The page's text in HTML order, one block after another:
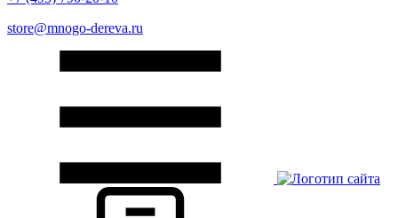
store@mnogo-dereva.ru